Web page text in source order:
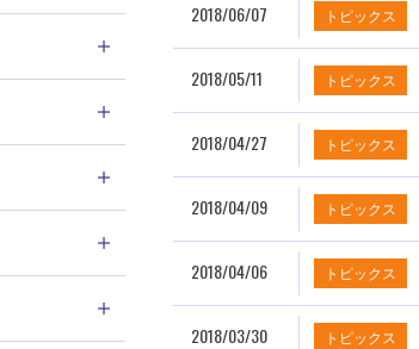
2018/06/07 トピックス
2018/05/11 トピックス
2018/04/27 トピックス
2018/04/09 トピックス
2018/04/06 トピックス
2018/03/30 トピックス